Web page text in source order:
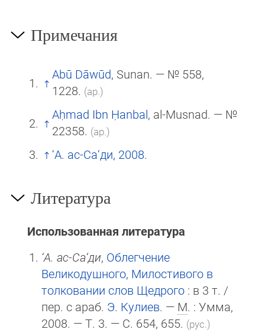
Примечания
Abū Dāwūd, Sunan. — № 558,
1228. (ар.)
Aḥmad Ibn Ḥanbal, al-Musnad. — №
22358. (ар.)
‘А. ас-Са‘ди, 2008.
Литература
Использованная литература
‘А. ас-Са‘ди, Облегчение
Великодушного, Милостивого в
толковании слов Щедрого : в 3 т. /
пер. с араб. Э. Кулиев. — М. : Умма,
2008. — Т. 3. — С. 654, 655. (рус.)